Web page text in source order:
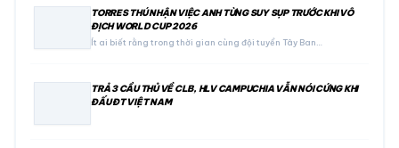
TORRES THÚ NHẬN VIỆC ANH TỪNG SUY SỤP TRƯỚC KHI VÔ
ĐỊCH WORLD CUP 2026
Ít ai biết rằng trong thời gian cùng đội tuyển Tây Ban…
TRẢ 3 CẦU THỦ VỀ CLB, HLV CAMPUCHIA VẪN NÓI CỨNG KHI
ĐẤU ĐT VIỆT NAM